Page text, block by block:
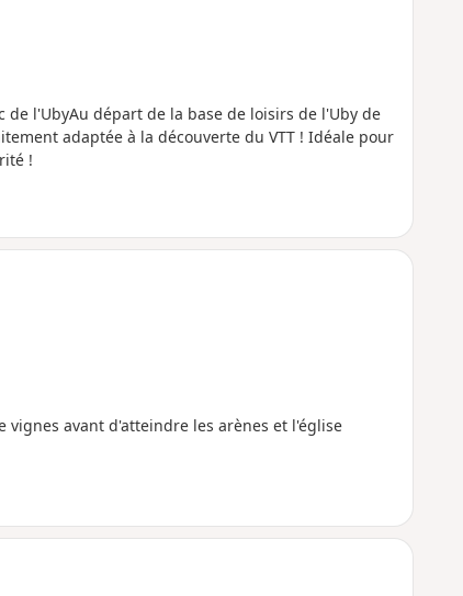
de l'UbyAu départ de la base de loisirs de l'Uby de
adaptée à la découverte du VTT ! Idéale pour
!
vignes avant d'atteindre les arènes et l'église